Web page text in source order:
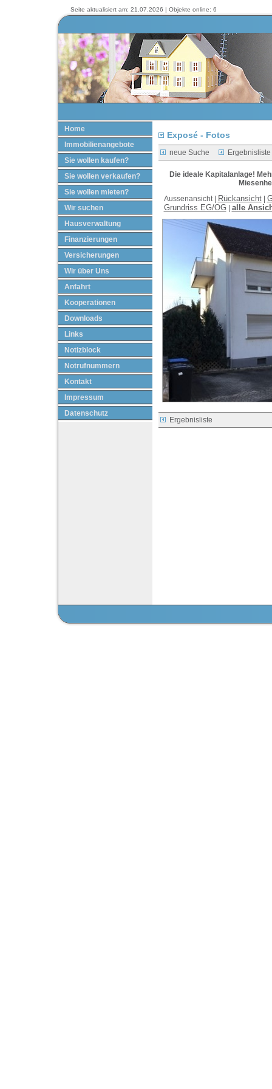
Seite aktualisiert am: 21.07.2026 | Objekte online: 6
Home
Immobilienangebote
Sie wollen kaufen?
Sie wollen verkaufen?
Sie wollen mieten?
Wir suchen
Hausverwaltung
Finanzierungen
Versicherungen
Wir über Uns
Anfahrt
Kooperationen
Downloads
Links
Notizblock
Notrufnummern
Kontakt
Impressum
Datenschutz
Exposé - Fotos
neue Suche Ergebnisliste
Die ideale Kapitalanlage!
Aussenansicht |
Rückansicht|
Grundriss EG/OG| alle
Ergebnisliste